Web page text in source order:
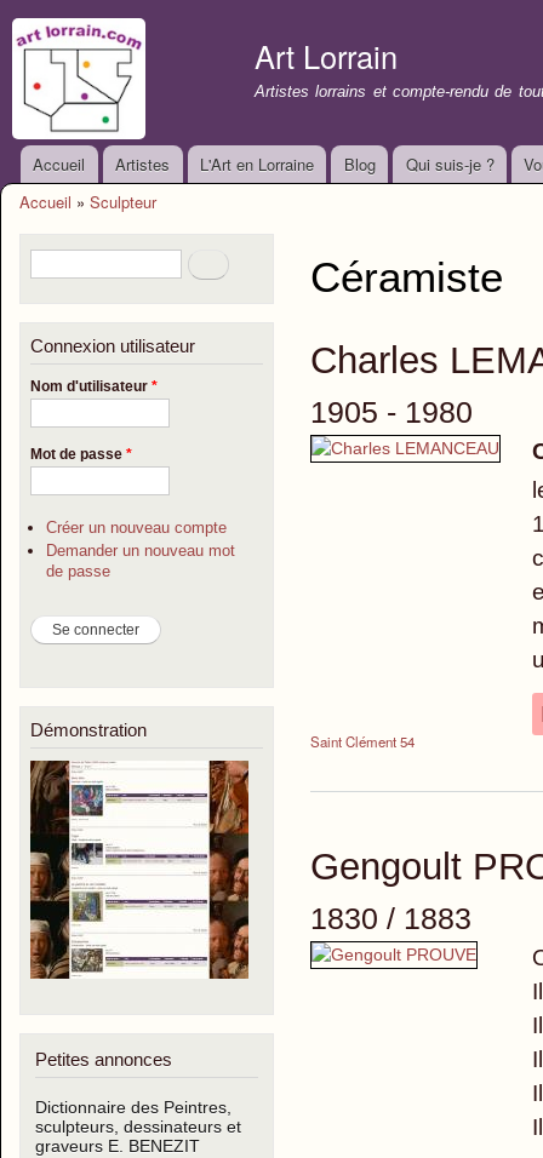
Art Lorrain
Artistes lorrains et compte-rendu de
Menu principal
Accueil Artistes L'Art en Lorraine Blog Qui suis-je ?
Accueil » Sculpteur
Formulaire de rechercheRechercher
Connexion utilisateur
Nom d'utilisateur *
Mot de passe *
Créer un nouveau compte
Demander un nouveau mot
de passe
Démonstration
Petites annonces
Dictionnaire des Peintres,
sculpteurs, dessinateurs et
graveurs E. BENEZIT
Céramiste
Charles
1905 - 1980
Saint Clément 54
Gengoult
1830 / 1883